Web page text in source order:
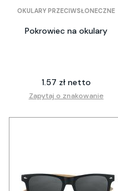
OKULARY PRZECIWSŁONECZNE
Pokrowiec na okulary
1.57 zł netto
Zapytaj o znakowanie